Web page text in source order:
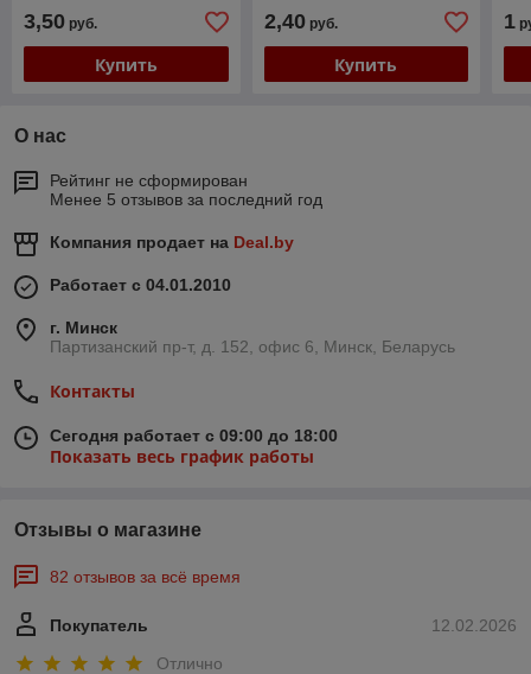
3,50 руб.
Купить
2,40руб.
Купить
1
О нас
Рейтинг не сформирован
Менее 5 отзывов за последний год
Компания продает на Deal.by
Работает с 04.01.2010
г. Минск
Партизанский пр-т, д. 152, офис 6, Минск, Беларусь
Контакты
Сегодня работает с 09:00 до 18:00
Показать весь график работы
Отзывы о магазине
82 отзывов за всё время
12.02.2026
Покупатель
Отлично